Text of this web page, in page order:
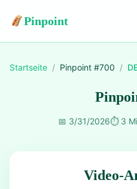
Pinpoint
Startseite / Pinpoint #700 /
📅 3/31/2026⏱️ 3
Video-